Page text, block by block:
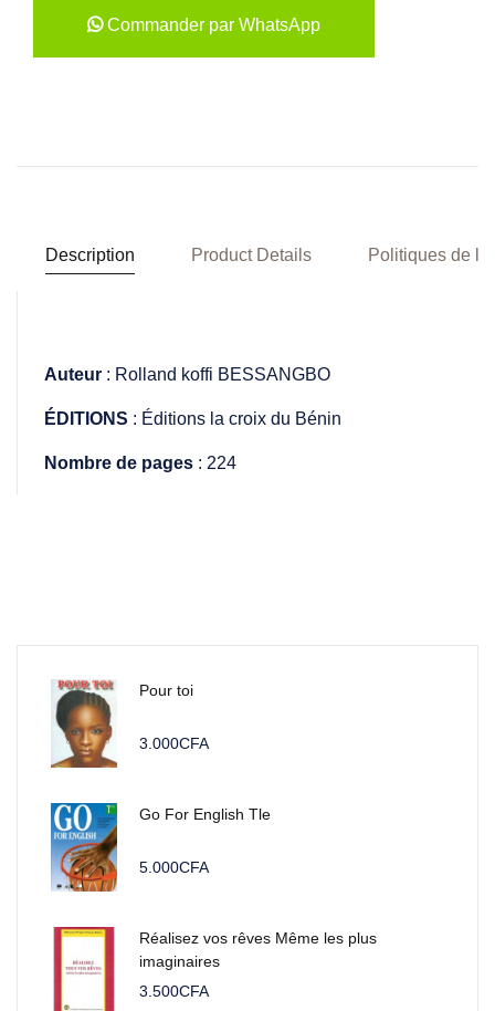
Commander par WhatsApp
Description Product Details Politiques de la
Auteur : Rolland koffi BESSANGBO
ÉDITIONS : Éditions la croix du Bénin
Nombre de pages : 224
Pour toi
3.000CFA
Go For English Tle
5.000CFA
Réalisez vos rêves Même les plus
imaginaires
3.500CFA